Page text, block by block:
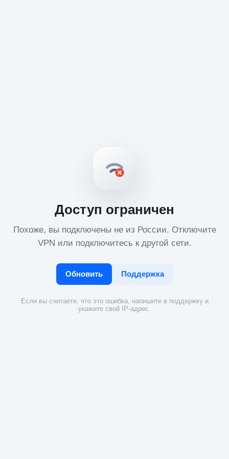
Доступ ограничен
Похоже, вы подключены не из России. Отключите
VPN или подключитесь к другой сети.
Обновить Поддержка
Если вы считаете, что это ошибка, напишите в поддержку и
укажите свой IP-адрес.